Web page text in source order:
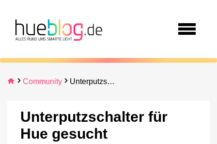
Community Unterputzschalter für Hue gesucht
Unterputzschalter für
Hue gesucht